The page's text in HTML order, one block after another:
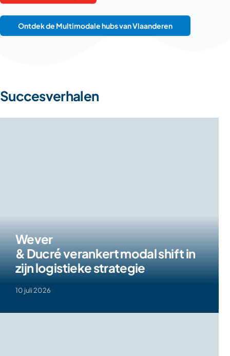
Ontdek de Multimodale hubs van Vlaanderen
Succesverhalen
Wever
& Ducré verankert modal shift in
zijn logistieke strategie
10 juli 2026